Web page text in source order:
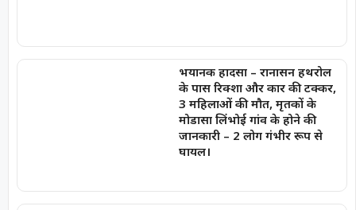
भयानक हादसा – रानासन हथरोल
के पास रिक्शा और कार की टक्कर,
3 महिलाओं की मौत, मृतकों के
मोडासा लिंभोई गांव के होने की
जानकारी – 2 लोग गंभीर रूप से
घायल।